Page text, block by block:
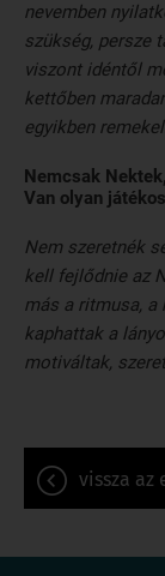
nevemben
szükség, persze
viszont idéntől
kettőben
egyikben
Nemcsak
Van olyan
Nem szeretnék
kell fejlődnie az
más a ritmusa, a
kaphattak a
motiváltak,
vissza az